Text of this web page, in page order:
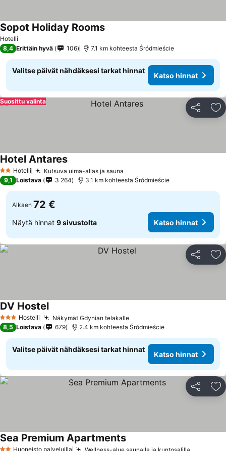
Hotelli
Sopot Holiday RoomsKatso hinnat
8,4 Erittäin hyvä 106 7.1 km kohteesta Śródmieście
Valitse päivät nähdäksesi tarkat hinnat
Katso hinnat
Jaa
Suosittu valinta
2 Tähtiluokitus
Hotelli Kutsuva uima-allas ja sauna
Hotel AntaresKatso hinnat
9,1 Loistava 3 264 3.1 km kohteesta Śródmieście
Alkaen 72 €
Näytä hinnat 9 sivustolta Katso hinnat
Jaa
3 Tähtiluokitus
Hostelli Näkymät Gdynian telakalleKatso hinnat
DV HostelKatso hinnat
8,5 Loistava 679 2.4 km kohteesta Śródmieście
Valitse päivät nähdäksesi tarkat hinnat
Katso hinnat
Jaa
Huoneisto palveluilla Wellness-alue saunalla ja kuntosalilla
Sea Premium ApartmentsKatso hinnat